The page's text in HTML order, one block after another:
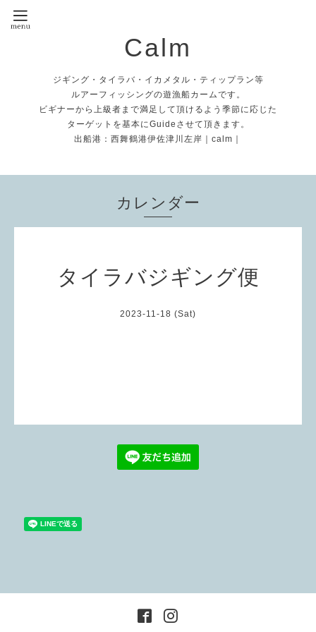
Calm
ジギング・タイラバ・イカメタル・ティップラン等
ルアーフィッシングの遊漁船カームです。
ビギナーから上級者まで満足して頂けるよう季節に応じた
ターゲットを基本にGuideさせて頂きます。
出船港：西舞鶴港伊佐津川左岸｜calm｜
カレンダー
タイラバジギング便
2023-11-18 (Sat)